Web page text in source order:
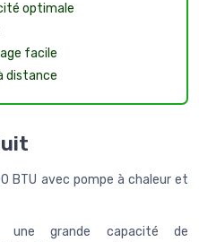
optimale
facile
distance
BTU avec pompe à chaleur et
une grande capacité de